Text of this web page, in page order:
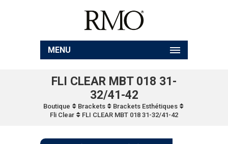
MENU
FLI CLEAR MBT 018 31-
32/41-42
Boutique Brackets
Brackets Esthétiques
Fli Clear
FLI CLEAR MBT 018 31-32/41-42